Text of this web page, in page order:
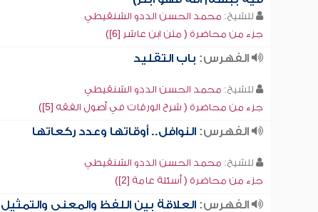
للشيخ: محمد الحسن الددو الشنقيطي
جزء من محاضرة ( متن ابن عاشر [6])
الفهرس: باب التقليد
للشيخ: محمد الحسن الددو الشنقيطي
جزء من محاضرة ( شرح الورقات في أصول الفقه [5])
الفهرس:النوافل.. أوقاتها وعدد ركعاتها
للشيخ: محمد الحسن الددو الشنقيطي
جزء من محاضرة ( أسئلة عامة [2])
الفهرس:العلاقة بين اللفظ والمعنى والتمثيل